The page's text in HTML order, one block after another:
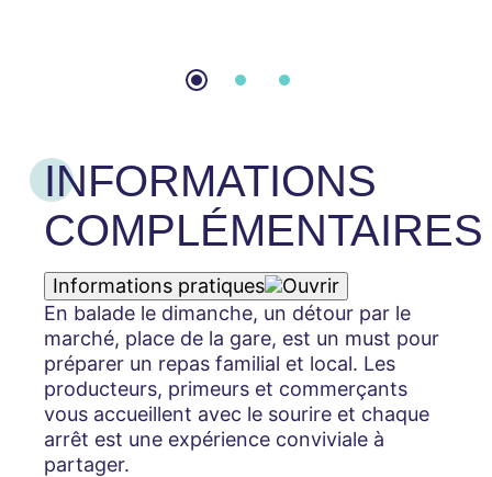
INFORMATIONS
COMPLÉMENTAIRES
Informations pratiques
En balade le dimanche, un détour par le
marché, place de la gare, est un must pour
préparer un repas familial et local. Les
producteurs, primeurs et commerçants
vous accueillent avec le sourire et chaque
arrêt est une expérience conviviale à
partager.